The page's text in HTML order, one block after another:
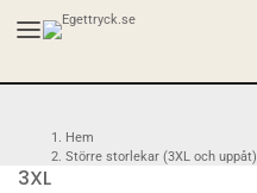
Hem
Större storlekar (3XL och uppåt)
3XL